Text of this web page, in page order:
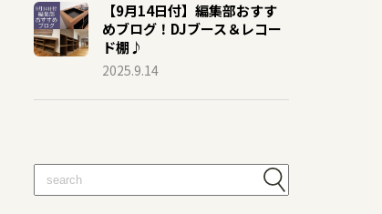
【9月14日付】編集部おすす
めブログ！DJブース＆レコー
ド棚♪
2025.9.14